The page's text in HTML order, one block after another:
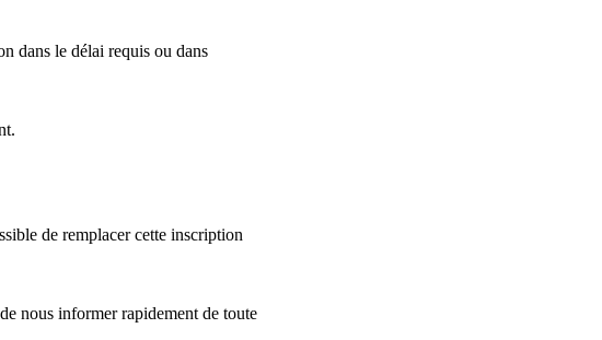
dans le délai requis ou dans
de remplacer cette inscription
nous informer rapidement de toute